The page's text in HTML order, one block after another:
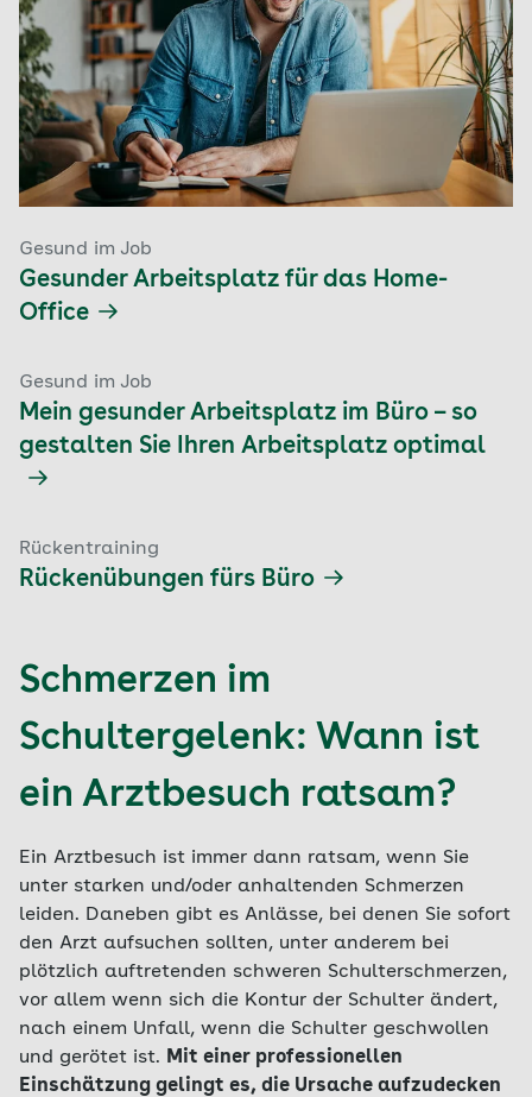
Gesund im Job
Gesunder Arbeitsplatz für das Home-
Office
Gesund im Job
Mein gesunder Arbeitsplatz im Büro – so
gestalten Sie Ihren Arbeitsplatz optimal
Rückentraining
Rückenübungen fürs Büro
Schmerzen im
Schultergelenk: Wann ist
ein Arztbesuch ratsam?
Ein Arztbesuch ist immer dann ratsam, wenn Sie
unter starken und/oder anhaltenden Schmerzen
leiden. Daneben gibt es Anlässe, bei denen Sie sofort
den Arzt aufsuchen sollten, unter anderem bei
plötzlich auftretenden schweren Schulterschmerzen,
vor allem wenn sich die Kontur der Schulter ändert,
nach einem Unfall, wenn die Schulter geschwollen
und gerötet ist. Mit einer professionellen
Einschätzung gelingt es, die Ursache aufzudecken